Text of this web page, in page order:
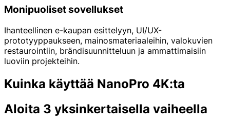
Monipuoliset sovellukset
Ihanteellinen e-kaupan esittelyyn, UI/UX-
prototyyppaukseen, mainosmateriaaleihin, valokuvien
restaurointiin, brändisuunnitteluun ja ammattimaisiin
luoviin projekteihin.
Kuinka käyttää NanoPro 4K:ta
Aloita 3 yksinkertaisella vaiheella